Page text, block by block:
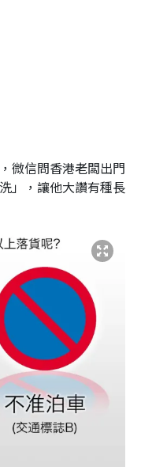
微信問香港老闆出門
」，讓他大讚有種長